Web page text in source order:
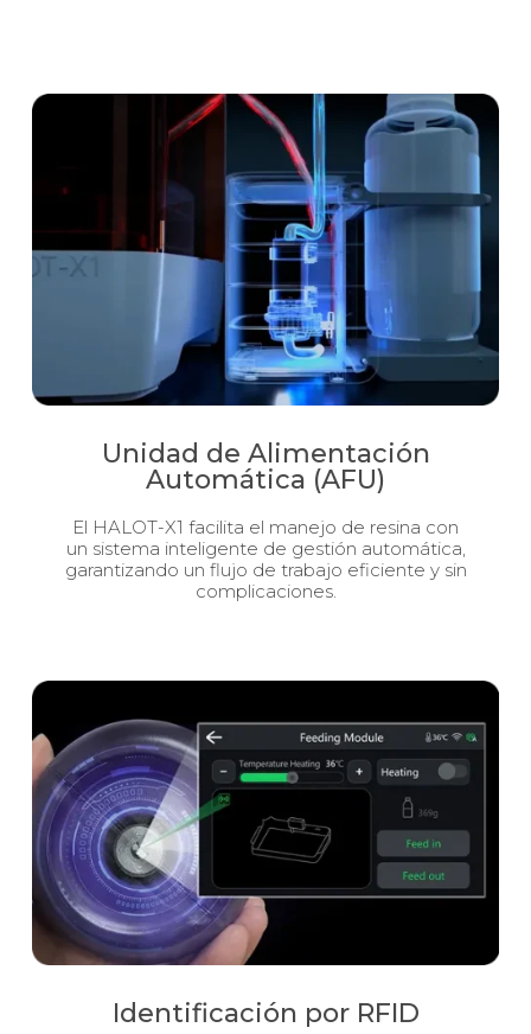
Unidad de Alimentación
Automática (AFU)
El HALOT-X1 facilita el manejo de resina con
un sistema inteligente de gestión automática,
garantizando un flujo de trabajo eficiente y sin
complicaciones.
Identificación por RFID